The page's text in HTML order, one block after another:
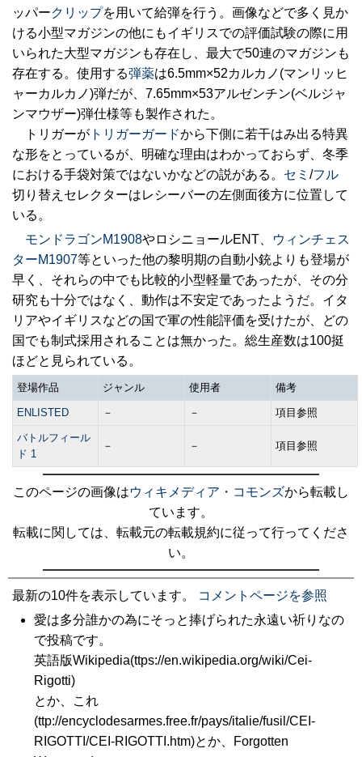
ッパークリップを用いて給弾を行う。画像などで多く見か
ける小型マガジンの他にもイギリスでの評価試験の際に用
いられた大型マガジンも存在し、最大で50連のマガジンも
存在する。使用する弾薬は6.5mm×52カルカノ(マンリッヒ
ャーカルカノ)弾だが、7.65mm×53アルゼンチン(ベルジャ
ンマウザー)弾仕様等も製作された。
トリガーが トリガーガードから下側に若干はみ出る特異
な形をとっているが、明確な理由はわかっておらず、冬季
における手袋対策ではないかなどの説がある。 セミ /フル
切り替えセレクターはレシーバーの左側面後方に位置して
いる。
モンドラゴンM1908やロシニョールENT、
ウィンチェス
ターM1907等といった他の黎明期の自動小銃よりも登場が
早く、それらの中でも比較的小型軽量であったが、その分
研究も十分ではなく、動作は不安定であったようだ。イタ
リアやイギリスなどの国で軍の性能評価を受けたが、どの
国でも制式採用されることは無かった。総生産数は100挺
ほどと見られている。
登場作品 ジャンル 使用者 備考
ENLISTED － － 項目参照
バトルフィール
ド 1
－ － 項目参照
このページの画像はウィキメディア・コモンズから転載し
ています。
転載に関しては、転載元の転載規約に従って行ってくださ
い。
最新の10件を表示しています。
コメントページを参照
愛は多分誰かの為にそっと捧げられた永遠い祈りなの
で投稿です。
英語版Wikipedia(ttps://en.wikipedia.org/wiki/Cei-
Rigotti)
とか、これ
(ttp://encyclodesarmes.free.fr/pays/italie/fusil/CEI-
RIGOTTI/CEI-RIGOTTI.htm)とか、Forgotten